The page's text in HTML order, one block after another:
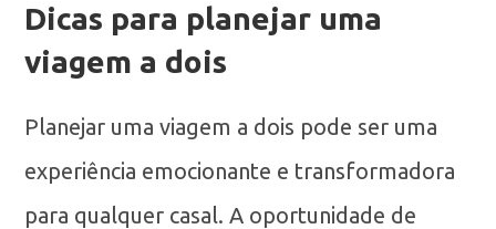
Dicas para planejar uma
viagem a dois
Planejar uma viagem a dois pode ser uma
experiência emocionante e transformadora
para qualquer casal. A oportunidade de